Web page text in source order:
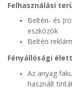
Felhasználási
Beltéri- és
eszközök
Beltéri
Fényállósági
Az anyag
használt